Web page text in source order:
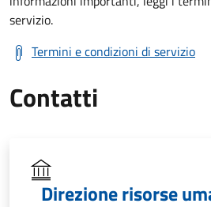
servizio.
Termini e condizioni di servizio
Contatti
Direzione risorse